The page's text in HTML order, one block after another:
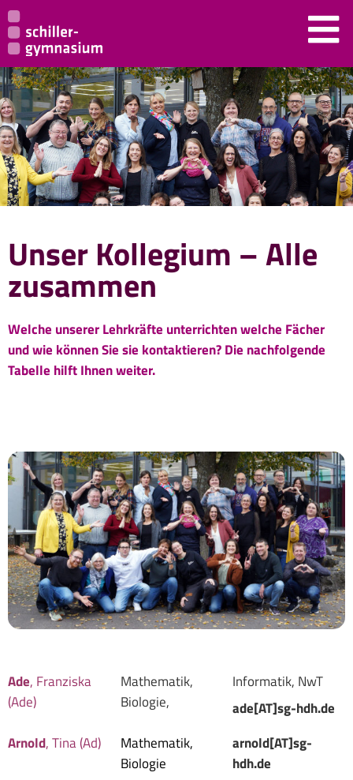
Unser Kollegium – Alle
zusammen
Welche unserer Lehrkräfte unterrichten welche Fächer
und wie können Sie sie kontaktieren? Die nachfolgende
Tabelle hilft Ihnen weiter.
Ade, Franziska
(Ade)
Mathematik,
Biologie,
Informatik, NwT
ade[AT]sg-hdh.de
Arnold, Tina (Ad)
Mathematik,
Biologie
arnold[AT]sg-
hdh.de